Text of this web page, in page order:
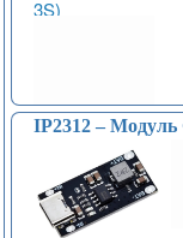
IP2312 – Модуль